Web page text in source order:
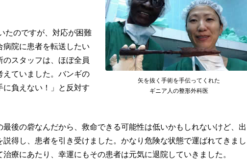
矢を抜く手術を手伝ってくれた
ギニア人の整形外科医
たのですが、対応が困難
院に患者を転送したい
スタッフは、ほぼ全員
ていました。バンギの
負えない！」と反対す
後の砦なんだから、救命できる可能性は低いかもしれないけど、出
得し、患者を引き受けました。かなり危険な状態で運ばれてきまし
療にあたり、幸運にもその患者は元気に退院していきました。